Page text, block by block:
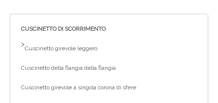
Deutsch
CUSCINETTO DI SCORRIMENTO
>
Cuscinetto girevole leggero
Cuscinetto della flangia della flangia
Cuscinetto girevole a singola corona di sfere